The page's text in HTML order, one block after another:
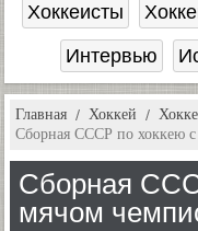
Хоккеисты
Интервью
Главная Хоккей
Сборная СССР по хоккею
Сборная
мячом